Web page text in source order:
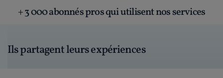
+ 3 000 abonnés pros qui utilisent nos services
Ils partagent leurs expériences